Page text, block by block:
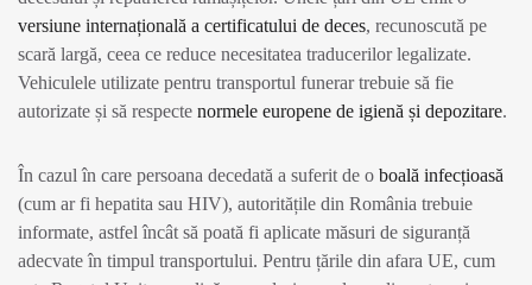
versiune internațională a certificatului de deces, recunoscută pe
scară largă, ceea ce reduce necesitatea traducerilor legalizate.
Vehiculele utilizate pentru transportul funerar trebuie să fie
autorizate și să respecte normele europene de igienă și depozitare.
În cazul în care persoana decedată a suferit de o boală infecțioasă
(cum ar fi hepatita sau HIV), autoritățile din România trebuie
informate, astfel încât să poată fi aplicate măsuri de siguranță
adecvate în timpul transportului. Pentru țările din afara UE, cum